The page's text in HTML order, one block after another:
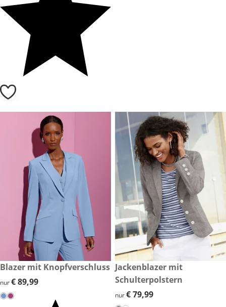
€ 89,99
Blazer mit Knopfverschluss
€ 89,99
nur€ 89,99
€ 79,99
Jackenblazer mit
Schulterpolstern
€ 79,99
nur€ 79,99